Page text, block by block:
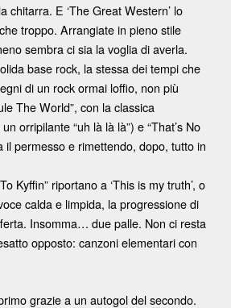
E ‘The Great Western’ lo
troppo. Arrangiate in pieno stile
sembra ci sia la voglia di averla.
base rock, la stessa dei tempi che
di un rock ormai loffio, non più
The World”, con la classica
orripilante “uh là là là”) e “That’s No
il permesso e rimettendo, dopo, tutto in
Kyffin” riportano a ‘This is my truth’, o
calda e limpida, la progressione di
Insomma… due palle. Non ci resta
opposto: canzoni elementari con
grazie a un autogol del secondo.